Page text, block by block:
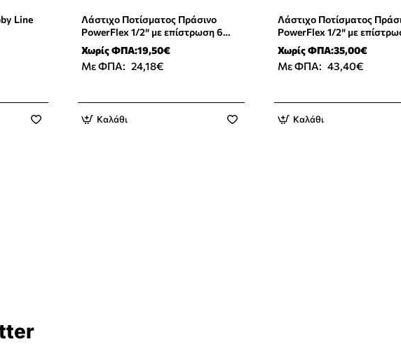
Line
Λάστιχο Ποτίσματος Πράσινο
PowerFlex 1/2″ με επίστρωση 6
Υλικών 15m Benman 77170
Χωρίς ΦΠΑ:19,50€
Με ΦΠΑ: 24,18€
Καλάθι
Λάστιχο Ποτίσματος
PowerFlex 1/2″ με
Υλικών 25m Benman 77171
Χωρίς ΦΠΑ:35,00€
Με ΦΠΑ: 43,40€
Καλάθι